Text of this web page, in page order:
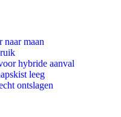
maan
hybride aanval
leeg
ontslagen